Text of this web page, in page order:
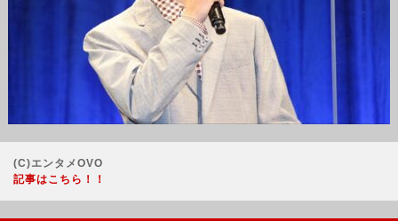
(C)エンタメOVO
記事はこちら！！